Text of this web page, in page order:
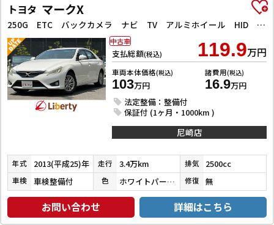
トヨタ マークX
250G ETC バックカメラ ナビ TV アルミホイール HID AT スマートキー 電動格納ミラー 盗難防止システム パワーシート Bluetooth 衝突安全ボディ ABS ESC エアコン
支払総額(税込) 119.9万円
車両本体価格(税込)
103万円
諸費用(税込)
16.9万円
法定整備：整備付
保証付 (1ヶ月・1000km )
中古車
尼崎店
年式 2013(平成25)年 走行 3.4万km 排気 2500cc
車検 車検整備付 色 ホワイトパールクリスタルシャイン 修復 無
お問い合わせ 詳細はこちら